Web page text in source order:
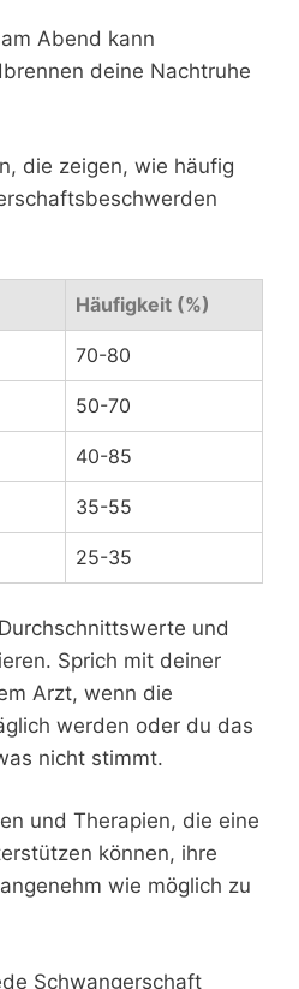
Abend kann
deine Nachtruhe
die zeigen, wie häufig
Häufigkeit (%)
70-80
50-70
40-85
35-55
25-35
und
Sprich mit deiner
Arzt, wenn die
werden oder du das
nicht stimmt.
und Therapien, die eine
können, ihre
wie möglich zu
Schwangerschaft